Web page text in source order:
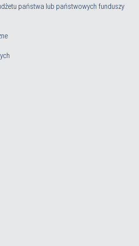
państwa lub państwowych funduszy